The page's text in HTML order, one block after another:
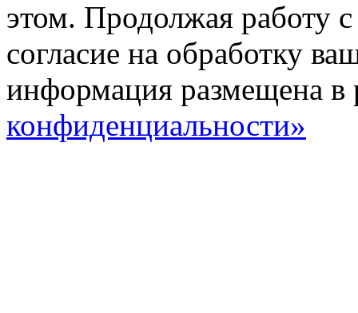
этом. Продолжая работу
согласие на обработку
информация размещена в
конфиденциальности»